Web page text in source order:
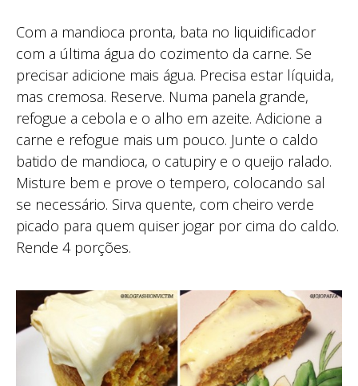
Com a mandioca pronta, bata no liquidificador
com a última água do cozimento da carne. Se
precisar adicione mais água. Precisa estar líquida,
mas cremosa. Reserve. Numa panela grande,
refogue a cebola e o alho em azeite. Adicione a
carne e refogue mais um pouco. Junte o caldo
batido de mandioca, o catupiry e o queijo ralado.
Misture bem e prove o tempero, colocando sal
se necessário. Sirva quente, com cheiro verde
picado para quem quiser jogar por cima do caldo.
Rende 4 porções.